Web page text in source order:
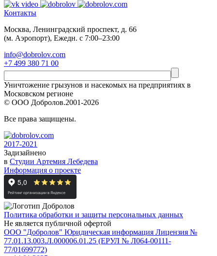
Контакты
Москва, Ленинградский проспект, д. 66
(м. Аэропорт), Ежедн. с 7:00–23:00
info@dobrolov.com
+7 499 380 71 00
Уничтожение грызунов и насекомых на предприятиях в
Московском регионе
© ООО Добролов.2001-2026
Все права защищены.
2017-2021
Задизайнено
в Студии Артемия Лебедева
Информация о проекте
Политика обработки и защиты персональных данных
Не является публичной офертой
ООО "Добролов" Юридическая информация Лицензия №
77.01.13.003.Л.000006.01.25 (ЕРУЛ № Л064-00111-
77/01699772)